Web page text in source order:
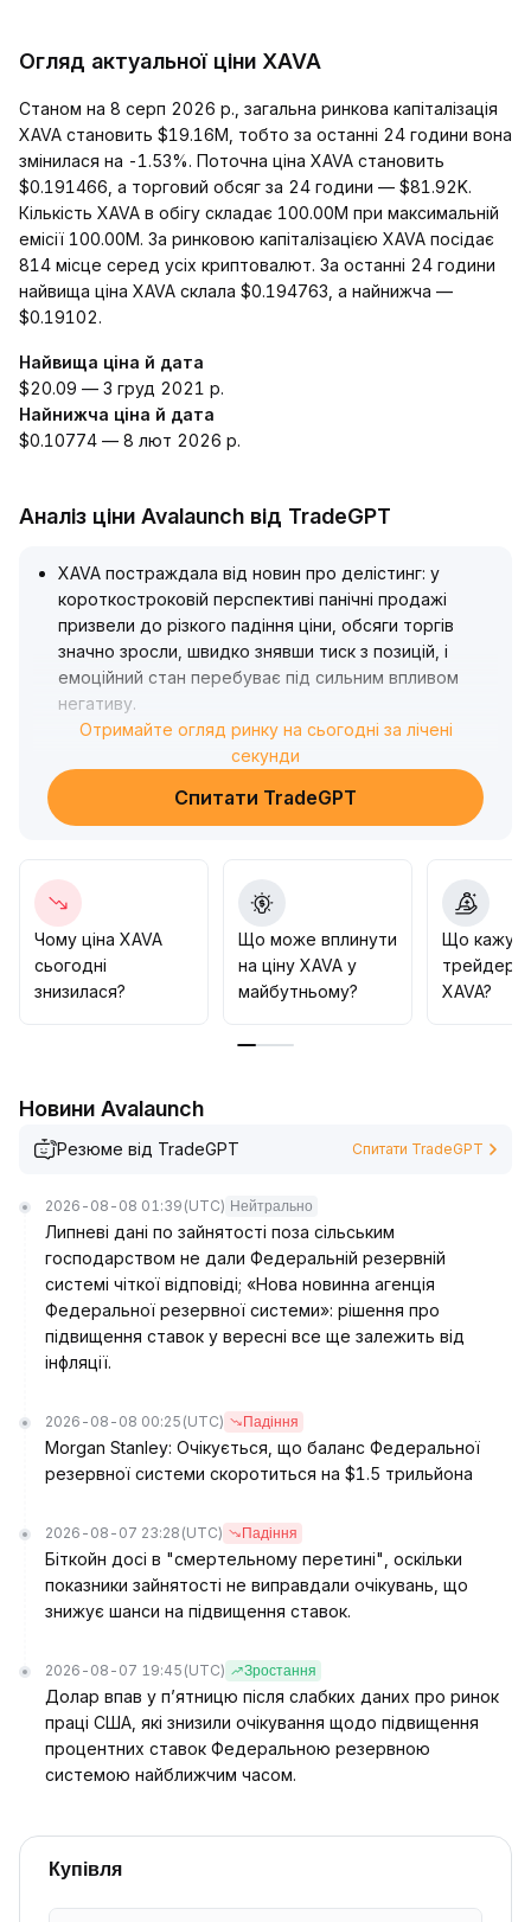
Огляд актуальної ціни XAVA
Станом на 8 серп 2026 р., загальна ринкова капіталізація
XAVA становить $19.16M, тобто за останні 24 години вона
змінилася на -1.53%. Поточна ціна XAVA становить
$0.191466, а торговий обсяг за 24 години — $81.92K.
Кількість XAVA в обігу складає 100.00M при максимальній
емісії 100.00M. За ринковою капіталізацією XAVA посідає
814 місце серед усіх криптовалют. За останні 24 години
найвища ціна XAVA склала $0.194763, а найнижча —
$0.19102.
Найвища ціна й дата
$20.09 — 3 груд 2021 р.
Найнижча ціна й дата
$0.10774 — 8 лют 2026 р.
Аналіз ціни Avalaunch від TradeGPT
XAVA постраждала від новин про делістинг: у
короткостроковій перспективі панічні продажі
призвели до різкого падіння ціни, обсяги торгів
значно зросли, швидко знявши тиск з позицій, і
емоційний стан перебуває під сильним впливом
негативу.
У середньостроковій та довгостроковій
перспективі з поступовим закриттям функцій
депозиту і зняття, ліквідність на ринку продовжує
виснажуватися, середньодобові обсяги торгів
продовжить перебувати у слабкому діапазоні
близько 0,19 долара, а ймовірність повернення в
зону понад 0,28 долара до делістингу дуже низька.
Рекомендується не ризикувати ліквідністю
бездумно, а для обачних інвесторів — рішуче
Отримайте огляд ринку на сьогодні за лічені
секунди
Спитати TradeGPT
Чому ціна XAVA
сьогодні
знизилася?
Що може вплинути
на ціну XAVA у
майбутньому?
Що
трейдери
XAVA?
Новини Avalaunch
Резюме від TradeGPT Спитати TradeGPT
2026-08-08 01:39 (UTC) Нейтрально
Липневі дані по зайнятості поза сільським
господарством не дали Федеральній резервній
системі чіткої відповіді; «Нова новинна агенція
Федеральної резервної системи»: рішення про
підвищення ставок у вересні все ще залежить від
інфляції.
2026-08-08 00:25 (UTC) Падіння
Morgan Stanley: Очікується, що баланс Федеральної
резервної системи скоротиться на $1.5 трильйона
2026-08-07 23:28 (UTC) Падіння
Біткойн досі в "смертельному перетині", оскільки
показники зайнятості не виправдали очікувань, що
знижує шанси на підвищення ставок.
2026-08-07 19:45 (UTC) Зростання
Долар впав у п’ятницю після слабких даних про ринок
праці США, які знизили очікування щодо підвищення
процентних ставок Федеральною резервною
системою найближчим часом.
Купівля